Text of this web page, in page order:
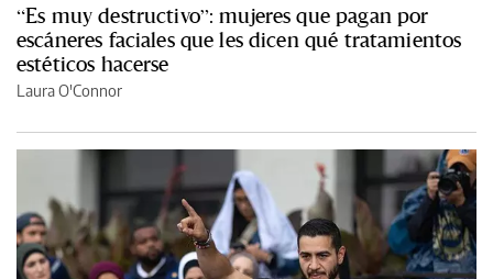
“Es muy destructivo”: mujeres que pagan por
escáneres faciales que les dicen qué tratamientos
estéticos hacerse
Laura O'Connor